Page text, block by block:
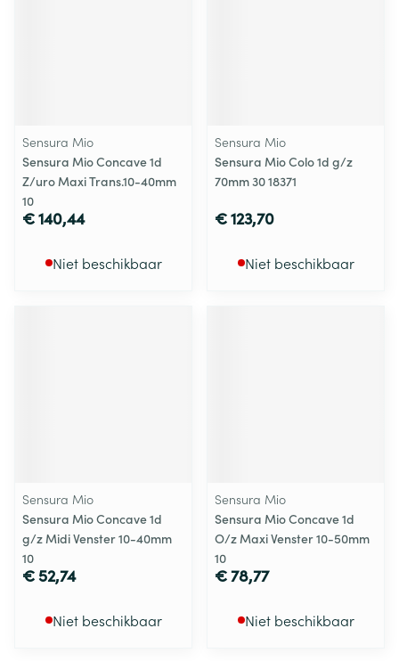
Sensura Mio
Sensura Mio Concave 1d
Z/uro Maxi Trans.10-40mm
10
€ 140,44
Niet beschikbaar
Sensura Mio
Sensura Mio Colo 1d g/z
70mm 30 18371
€ 123,70
Niet beschikbaar
Sensura Mio
Sensura Mio Concave 1d
g/z Midi Venster 10-40mm
10
€ 52,74
Niet beschikbaar
Sensura Mio
Sensura Mio Concave 1d
O/z Maxi Venster 10-50mm
10
€ 78,77
Niet beschikbaar